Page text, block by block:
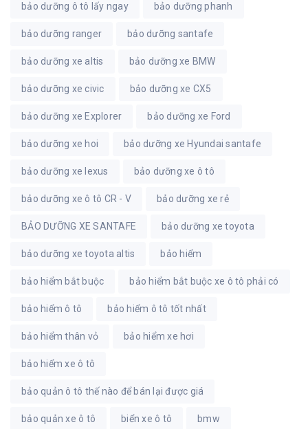
bảo dưỡng ô tô lấy ngay bảo dưỡng phanh
bảo dưỡng ranger bảo dưỡng santafe
bảo dưỡng xe altis bảo dưỡng xe BMW
bảo dưỡng xe civic bảo dưỡng xe CX5
bảo dưỡng xe Explorer bảo dưỡng xe Ford
bảo dưỡng xe hoi bảo dưỡng xe Hyundai santafe
bảo dưỡng xe lexus bảo dưỡng xe ô tô
bảo dưỡng xe ô tô CR - V bảo dưỡng xe rẻ
BẢO DƯỠNG XE SANTAFE bảo dưỡng xe toyota
bảo dưỡng xe toyota altis bảo hiểm
bảo hiểm bắt buộc bảo hiểm bắt buộc xe ô tô phải có
bảo hiểm ô tô bảo hiểm ô tô tốt nhất
bảo hiểm thân vỏ bảo hiểm xe hơi
bảo hiểm xe ô tô
bảo quản ô tô thế nào để bán lại được giá
bảo quản xe ô tô biển xe ô tô bmw